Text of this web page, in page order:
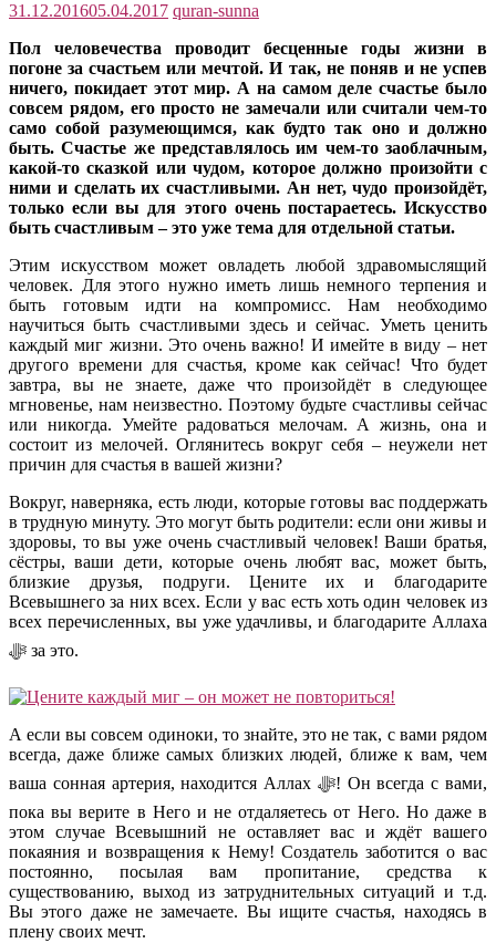
31.12.201605.04.2017 quran-sunna
Пол человечества проводит бесценные годы жизни в
погоне за счастьем или мечтой. И так, не поняв и не успев
ничего, покидает этот мир. А на самом деле счастье было
совсем рядом, его просто не замечали или считали чем-то
само собой разумеющимся, как будто так оно и должно
быть. Счастье же представлялось им чем-то заоблачным,
какой-то сказкой или чудом, которое должно произойти с
ними и сделать их счастливыми. Ан нет, чудо произойдёт,
только если вы для этого очень постараетесь. Искусство
быть счастливым – это уже тема для отдельной статьи.
Этим искусством может овладеть любой здравомыслящий
человек. Для этого нужно иметь лишь немного терпения и
быть готовым идти на компромисс. Нам необходимо
научиться быть счастливыми здесь и сейчас. Уметь ценить
каждый миг жизни. Это очень важно! И имейте в виду – нет
другого времени для счастья, кроме как сейчас! Что будет
завтра, вы не знаете, даже что произойдёт в следующее
мгновенье, нам неизвестно. Поэтому будьте счастливы сейчас
или никогда. Умейте радоваться мелочам. А жизнь, она и
состоит из мелочей. Оглянитесь вокруг себя – неужели нет
причин для счастья в вашей жизни?
Вокруг, наверняка, есть люди, которые готовы вас поддержать
в трудную минуту. Это могут быть родители: если они живы и
здоровы, то вы уже очень счастливый человек! Ваши братья,
сёстры, ваши дети, которые очень любят вас, может быть,
близкие друзья, подруги. Цените их и благодарите
Всевышнего за них всех. Если у вас есть хоть один человек из
всех перечисленных, вы уже удачливы, и благодарите Аллаха
ﷻ за это.
А если вы совсем одиноки, то знайте, это не так, с вами рядом
всегда, даже ближе самых близких людей, ближе к вам, чем
ваша сонная артерия, находится Аллах ﷻ! Он всегда с вами,
пока вы верите в Него и не отдаляетесь от Него. Но даже в
этом случае Всевышний не оставляет вас и ждёт вашего
покаяния и возвращения к Нему! Создатель заботится о вас
постоянно, посылая вам пропитание, средства к
существованию, выход из затруднительных ситуаций и т.д.
Вы этого даже не замечаете. Вы ищите счастья, находясь в
плену своих мечт.